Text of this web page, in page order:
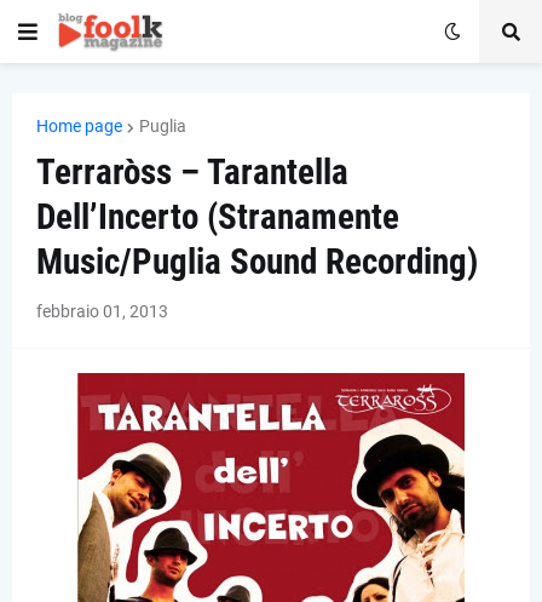
Home page Puglia
Terraròss – Tarantella
Dell’Incerto (Stranamente
Music/Puglia Sound Recording)
febbraio 01, 2013